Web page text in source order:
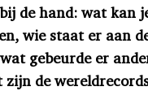
de hand: wat kan
wie staat er aan
gebeurde er
zijn de